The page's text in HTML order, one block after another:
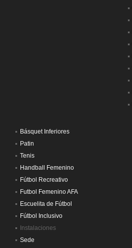
Básquet Inferiores
Patin
Tenis
Handball Femenino
Fútbol Recreativo
Futbol Femenino AFA
Escuelita de Fútbol
Fútbol Inclusivo
Instalaciones
Sede